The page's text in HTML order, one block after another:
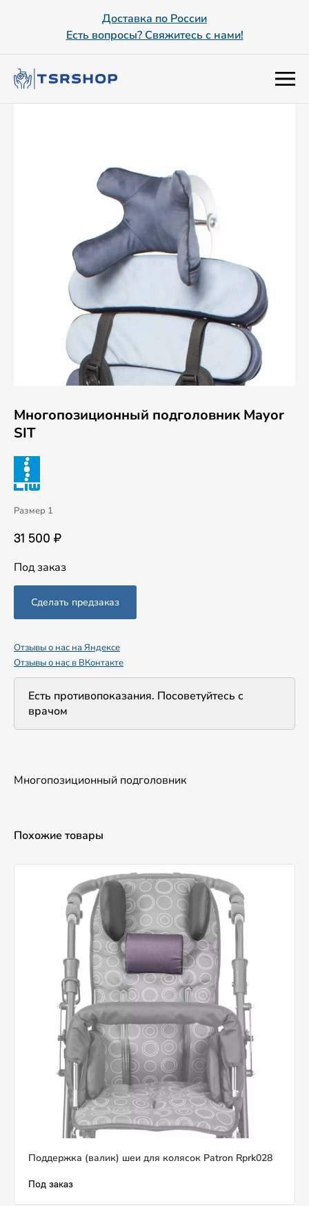
Доставка по России
Есть вопросы? Свяжитесь с нами!
Многопозиционный подголовник Mayor
SIT
Размер 1
31 500 ₽
Под заказ
Отзывы о нас на Яндексе
Отзывы о нас в ВКонтакте
Есть противопоказания. Посоветуйтесь с
врачом
Многопозиционный подголовник
Похожие товары
Поддержка (валик) шеи для колясок Patron Rprk028
Под заказ